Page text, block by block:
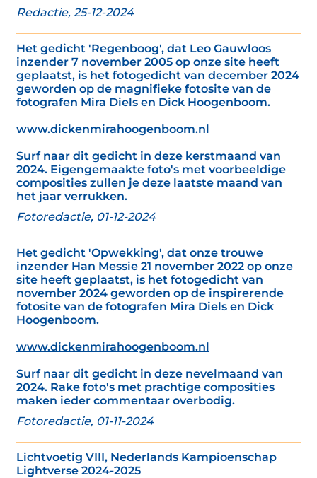
Redactie, 25-12-2024
Het gedicht 'Regenboog', dat Leo Gauwloos
inzender 7 november 2005 op onze site heeft
geplaatst, is het fotogedicht van december 2024
geworden op de magnifieke fotosite van de
fotografen Mira Diels en Dick Hoogenboom.
www.dickenmirahoogenboom.nl
Surf naar dit gedicht in deze kerstmaand van
2024. Eigengemaakte foto's met voorbeeldige
composities zullen je deze laatste maand van
het jaar verrukken.
Fotoredactie, 01-12-2024
Het gedicht 'Opwekking', dat onze trouwe
inzender Han Messie 21 november 2022 op onze
site heeft geplaatst, is het fotogedicht van
november 2024 geworden op de inspirerende
fotosite van de fotografen Mira Diels en Dick
Hoogenboom.
www.dickenmirahoogenboom.nl
Surf naar dit gedicht in deze nevelmaand van
2024. Rake foto's met prachtige composities
maken ieder commentaar overbodig.
Fotoredactie, 01-11-2024
Lichtvoetig VIII, Nederlands Kampioenschap
Lightverse 2024-2025